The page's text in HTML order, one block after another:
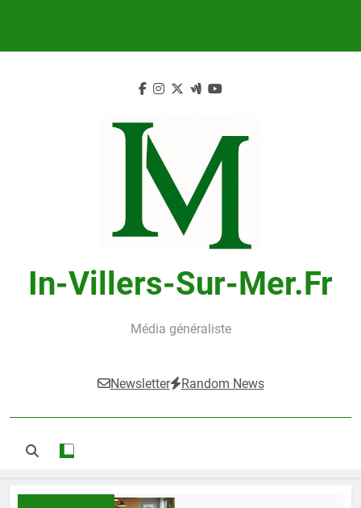
In-Villers-Sur-Mer.fr
Média généraliste
Newsletter Random News